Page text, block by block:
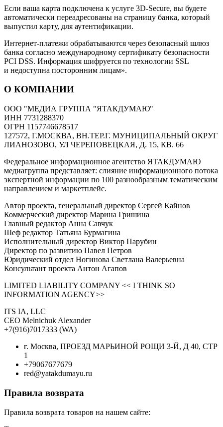
Если ваша карта подключена к услуге 3D-Secure, вы будете
автоматически переадресованы на страницу банка, который
выпустил карту, для аутентификации.
Интернет-платежи обрабатываются через безопасный шлюз
банка согласно международному сертификату безопасности
PCI DSS. Информация шифруется по технологии SSL
и недоступна посторонним лицам».
О КОМПАНИИ
ООО "МЕДИА ГРУППА "ЯТАКДУМАЮ"
ИНН 7731288370
ОГРН 1157746678517
127572, Г.МОСКВА, ВН.ТЕР.Г. МУНИЦИПАЛЬНЫЙ ОКРУГ
ЛИАНОЗОВО, УЛ ЧЕРЕПОВЕЦКАЯ, Д. 15, КВ. 66
Федеральное информационное агентство ЯТАКДУМАЮ
медиагруппа представляет: слияние информационного потока
экспертной информации по 100 разнообразным тематическим
направлением и маркетплейс.
Автор проекта, генеральный директор Сергей Кайнов
Коммерческий директор Марина Гришина
Главный редактор Анна Савчук
Шеф редактор Татьяна Бурмагина
Исполнительный директор Виктор Парубин
Директор по развитию Павел Петров
Юридический отдел Ногинова Светлана Валерьевна
Консультант проекта Антон Агапов
LIMITED LIABILITY COMPANY << I THINK SO
INFORMATION AGENCY>>
ITS IA, LLC
CEO Melnichuk Alexander
+7(916)7017333 (WA)
г. Москва, ПРОЕЗД МАРЬИНОЙ РОЩИ 3-Й, Д 40, СТР
1
+79067677679
red@yatakdumayu.ru
Правила возврата
Правила возврата товаров на нашем сайте: